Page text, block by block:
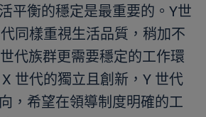
平衡的穩定是最重要的。Y世
同樣重視生活品質，稍加不
代族群更需要穩定的工作環
世代的獨立且創新，Y 世代
，希望在領導制度明確的工